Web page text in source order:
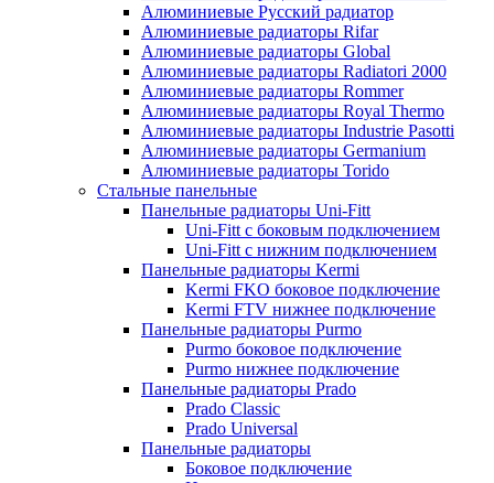
Алюминиевые Русский радиатор
Алюминиевые радиаторы Rifar
Алюминиевыe радиаторы Global
Алюминиевыe радиаторы Radiatori 2000
Алюминиевыe радиаторы Rommer
Алюминиевыe радиаторы Royal Thermo
Алюминиевыe радиаторы Industrie Pasotti
Алюминиевыe радиаторы Germanium
Алюминиевыe радиаторы Torido
Стальные панельные
Панельные радиаторы Uni-Fitt
Uni-Fitt с боковым подключением
Uni-Fitt с нижним подключением
Панельные радиаторы Kermi
Kermi FKO боковое подключение
Kermi FTV нижнее подключение
Панельные радиаторы Purmo
Purmo боковое подключение
Purmo нижнее подключение
Панельные радиаторы Prado
Prado Classic
Prado Universal
Панельные радиаторы
Боковое подключение